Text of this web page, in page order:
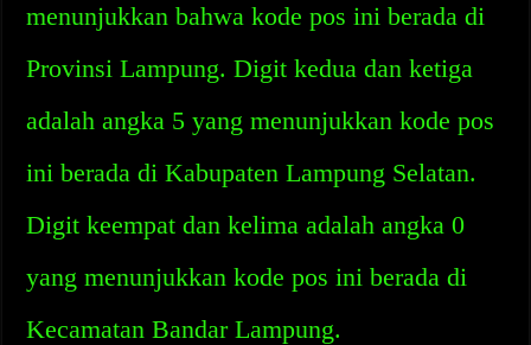
menunjukkan bahwa kode pos ini berada di
Provinsi Lampung. Digit kedua dan ketiga
adalah angka 5 yang menunjukkan kode pos
ini berada di Kabupaten Lampung Selatan.
Digit keempat dan kelima adalah angka 0
yang menunjukkan kode pos ini berada di
Kecamatan Bandar Lampung.